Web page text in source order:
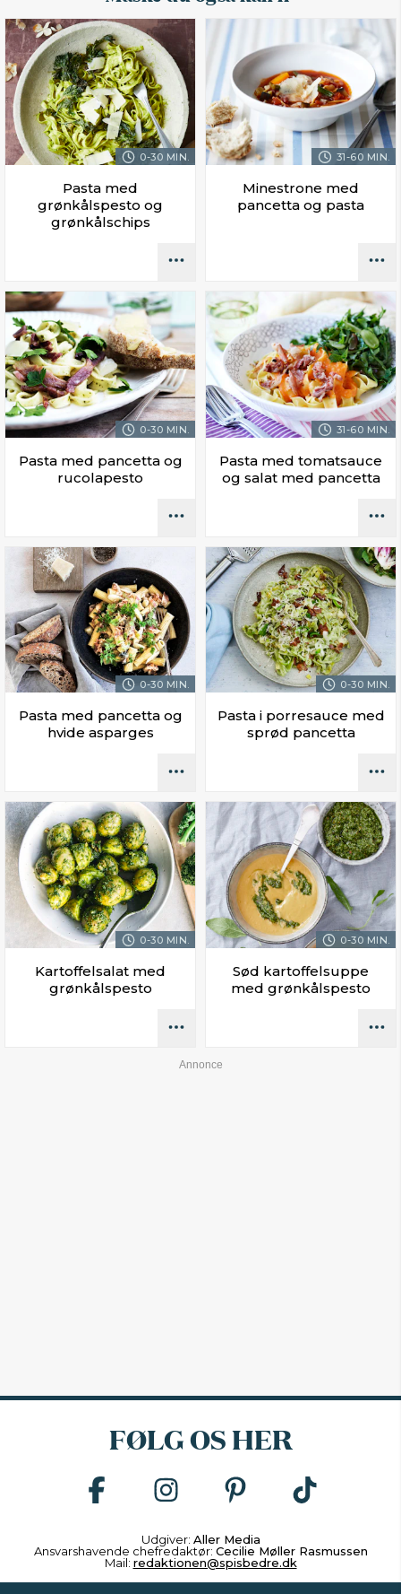
0-30 MIN.
Pasta med
grønkålspesto og
grønkålschips
31-60 MIN.
Minestrone med
pancetta og pasta
0-30 MIN.
Pasta med pancetta og
rucolapesto
31-60 MIN.
Pasta med tomatsauce
og salat med pancetta
0-30 MIN.
Pasta med pancetta og
hvide asparges
0-30 MIN.
Pasta i porresauce med
sprød pancetta
0-30 MIN.
Kartoffelsalat med
grønkålspesto
0-30 MIN.
Sød kartoffelsuppe
med grønkålspesto
FØLG OS HER
Udgiver: Aller Media
Ansvarshavende chefredaktør: Cecilie Møller Rasmussen
Mail: redaktionen@spisbedre.dk